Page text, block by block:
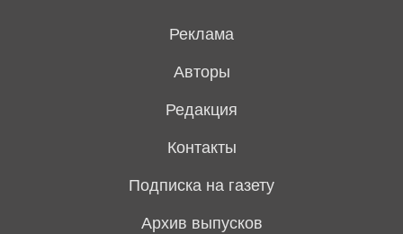
Реклама
Авторы
Редакция
Контакты
Подписка на газету
Архив выпусков